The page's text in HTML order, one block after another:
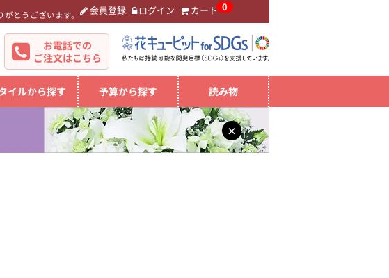
がとうございます。 会員登録 ログイン カート 0
お電話での
ご注文はこちら
イルから探す 予算から探す 読み物
×